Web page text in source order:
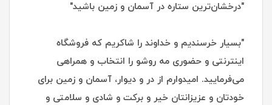
"درخشان‌ترین ستاره در آسمان و زمین باشید"
"بسیار خرسندیم و خداوند را شاکریم که فروشگاه
اینترنتی و حضوری مه روشو را انتخاب و همراهی
می‌فرمایید. امیدوارم از در و دیوار، آسمان و زمین برای
خودتان و عزیزانتان خیر و برکت و شادی و سلامتی و